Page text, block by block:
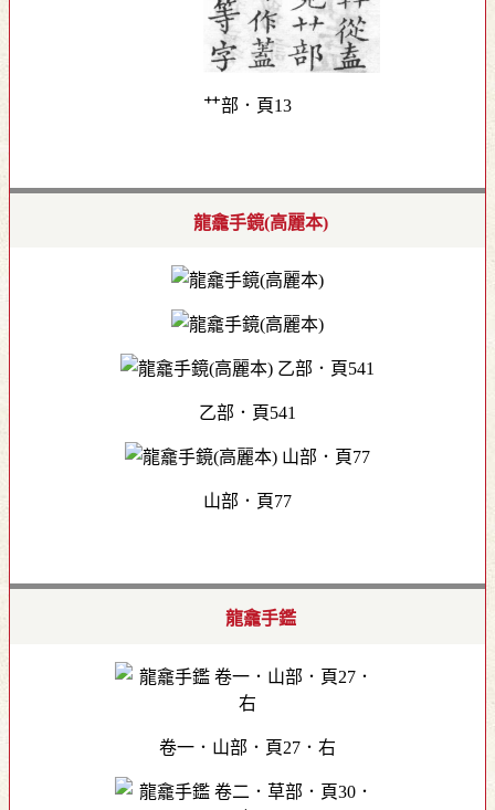
艹部．頁13
龍龕手鏡(高麗本)
乙部．頁541
山部．頁77
龍龕手鑑
卷一．山部．頁27．右